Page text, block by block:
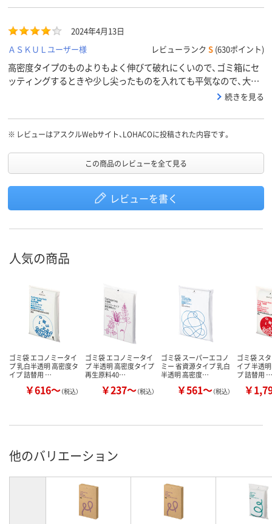
2024年4月13日
ＡＳＫＵＬユーザー様
レビューランク S (630ポイント)
高密度タイプのものよりもよく伸びて破れにくいので、ゴミ箱にセ
ッティングするときや少し尖ったものを入れても平気なので、大変
続きを見る
※ レビューはアスクルWebサイト、LOHACOに投稿された内容です。
この商品のレビューを全て見る
レビューを書く
人気の商品
ゴミ袋 エコノミータイ
プ 乳白半透明 高密度タ
イプ 詰替用 …
￥616～（税込）
ゴミ袋 エコノミータイ
プ 半透明 高密度タイプ
再生原料40…
￥237～（税込）
ゴミ袋 スーパーエコノ
ミー 省資源タイプ 乳白
半透明 高密度…
￥561～（税込）
ゴミ袋 ス
イプ 半透
プ 詰替用 …
￥
他のバリエーション